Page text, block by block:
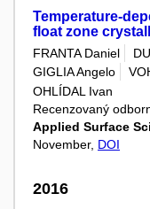
Temperature-
float zone
FRANTA Daniel
GIGLIA Angelo
OHLÍDAL Ivan
Recenzovaný
Applied Surface
November, DOI
2016